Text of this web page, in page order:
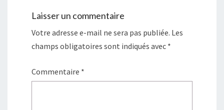
Laisser un commentaire
Votre adresse e-mail ne sera pas publiée. Les
champs obligatoires sont indiqués avec *
Commentaire *